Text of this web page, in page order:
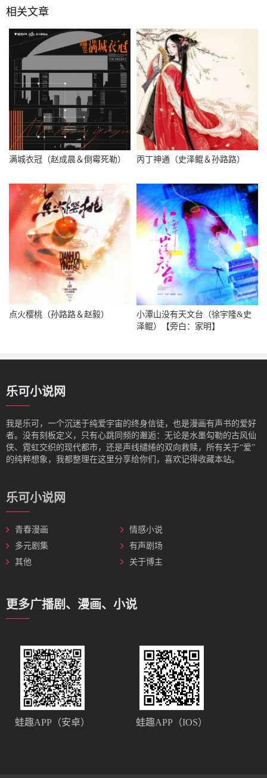
相关文章
满城衣冠（赵成晨＆倒霉死勒） 丙丁神通（史泽鲲＆孙路路）
点火樱桃（孙路路＆赵毅）
小潭山没有天文台（徐宇隆&史
泽鲲）【旁白：家明】
乐可小说网
我是‌乐可，一个沉迷于纯爱宇宙的终身信徒，也是漫画有声书的爱好
者。没有刻板定义，只有心跳同频的邂逅：无论是水墨勾勒的古风仙
侠、霓虹交织的现代都市，还是声线缱绻的双向救赎，所有关于“爱”
的纯粹想象，我都整理在这里分享给你们，喜欢记得收藏本站。
乐可小说网
青春漫画
情感小说
多元剧集
有声剧场
其他
关于博主
更多广播剧、漫画、小说
蛙趣APP（安卓） 蛙趣APP（IOS）